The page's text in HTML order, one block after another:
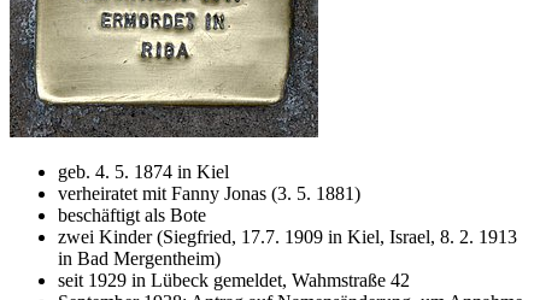
geb. 4. 5. 1874 in Kiel
verheiratet mit Fanny Jonas (3. 5. 1881)
beschäftigt als Bote
zwei Kinder (Siegfried, 17.7. 1909 in Kiel, Israel, 8. 2. 1913
in Bad Mergentheim)
seit 1929 in Lübeck gemeldet, Wahmstraße 42